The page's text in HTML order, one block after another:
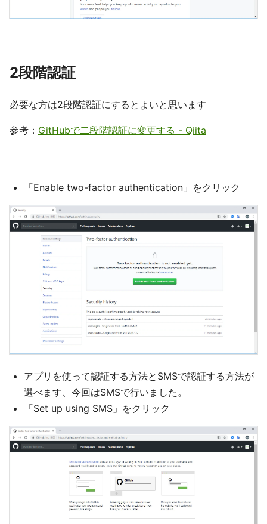
2段階認証
必要な方は2段階認証にするとよいと思います
参考： GitHubで二段階認証に変更する - Qiita
「Enable two-factor authentication」をクリック
アプリを使って認証する方法とSMSで認証する方法が
選べます、今回はSMSで行いました。
「Set up using SMS」をクリック